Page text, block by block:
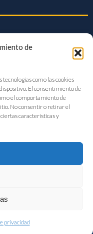
de
como las cookies
El consentimiento de
el comportamiento de
No consentir o retirar el
características y
privacidad
la Alimentación y Bebidas